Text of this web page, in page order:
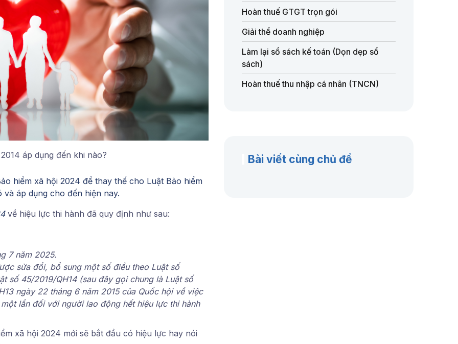
áp dụng đến khi nào?
hiểm xã hội 2024 để thay thế cho Luật Bảo hiểm
áp dụng cho đến hiện nay.
về hiệu lực thi hành đã quy định như sau:
7 năm 2025.
sửa đổi, bổ sung một số điều theo Luật số
số 45/2019/QH14 (sau đây gọi chung là Luật số
ngày 22 tháng 6 năm 2015 của Quốc hội về việc
lần đối với người lao động hết hiệu lực thi hành
xã hội 2024 mới sẽ bắt đầu có hiệu lực hay nói
Hoàn thuế GTGT trọn gói
Giải thể doanh nghiệp
Làm lại sổ sách kế toán (Dọn dẹp sổ
sách)
Hoàn thuế thu nhập cá nhân (TNCN)
Bài viết cùng chủ đề